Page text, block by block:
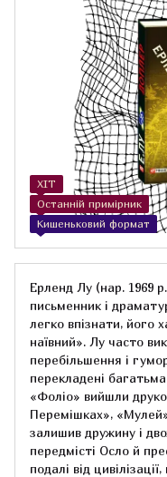
ХІТ
Останній примірник
Кишеньковий формат
Ерленд Лу (нар. 1969
письменник і
легко впізнати, його
наївний». Лу часто
перебільшення і
перекладені
«Фоліо» вийшли
Перемішках»,
залишив дружину і
передмісті Осло й
подалі від